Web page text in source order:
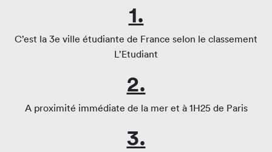
1.
C’est la 3e ville étudiante de France selon le classement
L’Etudiant
2.
A proximité immédiate de la mer et à 1H25 de Paris
3.